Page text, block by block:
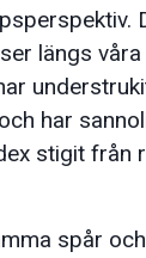
längs
har
stigit från
spår